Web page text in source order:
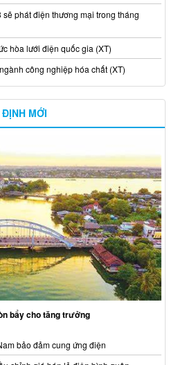
phát điện thương mại trong tháng
hòa lưới điện quốc gia (XT)
công nghiệp hóa chất (XT)
MỚI
bẩy cho tăng trưởng
bảo đảm cung ứng điện